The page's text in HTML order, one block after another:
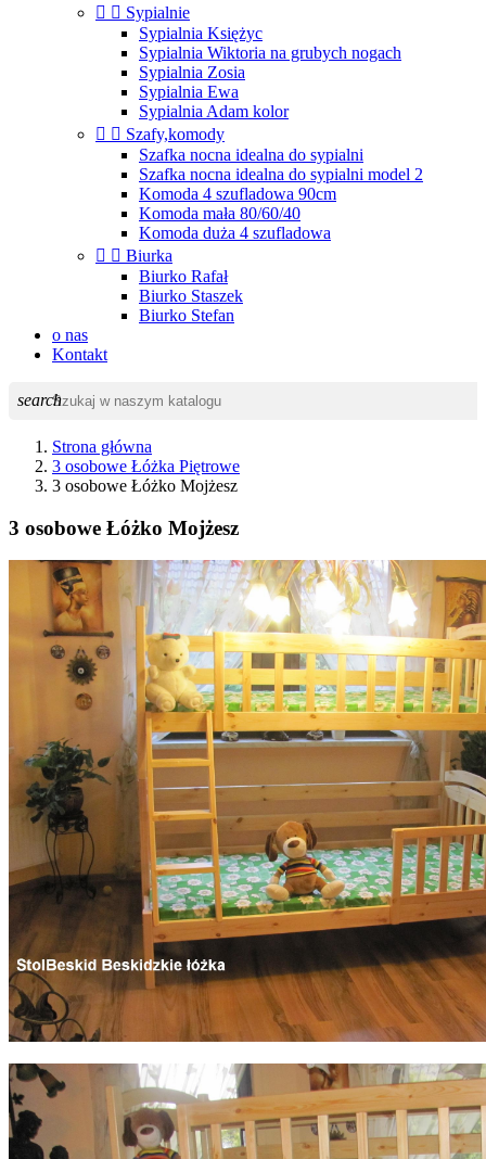
  Sypialnie
Sypialnia Księżyc
Sypialnia Wiktoria na grubych nogach
Sypialnia Zosia
Sypialnia Ewa
Sypialnia Adam kolor
  Szafy,komody
Szafka nocna idealna do sypialni
Szafka nocna idealna do sypialni model 2
Komoda 4 szufladowa 90cm
Komoda mała 80/60/40
Komoda duża 4 szufladowa
  Biurka
Biurko Rafał
Biurko Staszek
Biurko Stefan
o nas
Kontakt
search
Strona główna
3 osobowe Łóżka Piętrowe
3 osobowe Łóżko Mojżesz
3 osobowe Łóżko Mojżesz